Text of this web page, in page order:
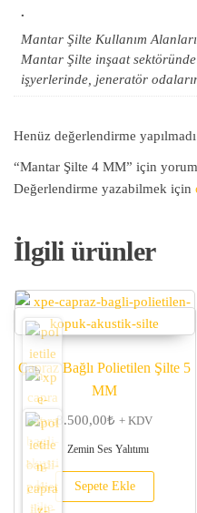
.
Mantar Şilte Kullanım
Mantar Şilte inşaat
işyerlerinde, jeneratör
Henüz değerlendirme
“Mantar Şilte 4 MM” için
Değerlendirme yazabilmek için
İlgili ürünler
Çapraz Bağlı Polietilen Şilte 5
MM
8.500,00₺ + KDV
Zemin Ses Yalıtımı
Sepete Ekle